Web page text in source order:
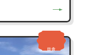
た料理が多くの食
然とのふれあいや、
田舎